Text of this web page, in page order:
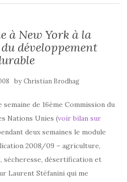
à New York à la
développement
byChristian Brodhag
de 16ème Commission du
Nations Unies (voir bilan sur
deux semaines le module
2008/09 – agriculture,
sécheresse, désertification et
Laurent Stéfanini qui me